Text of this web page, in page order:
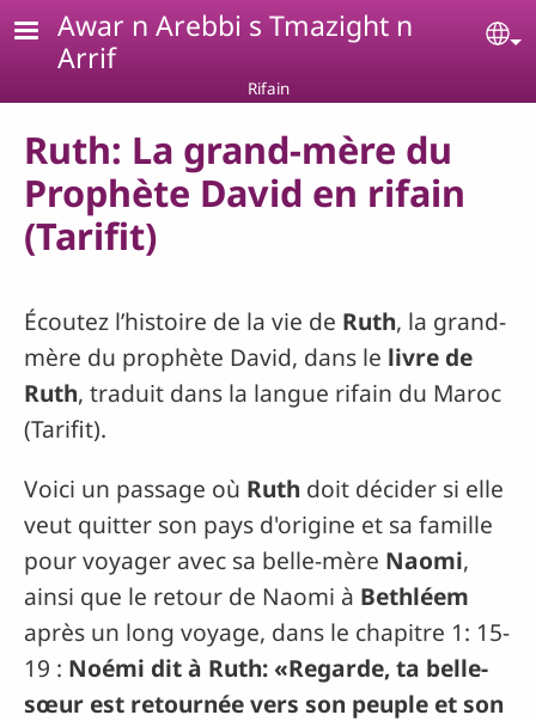
Aller au contenu principal
Awar n Arebbi s Tmazight n
Arrif
Rifain
Ruth: La grand-mère du
Prophète David en rifain
(Tarifit)
Écoutez l’histoire de la vie de Ruth, la grand-
mère du prophète David, dans le livre de
Ruth, traduit dans la langue rifain du Maroc
(Tarifit).
Voici un passage où Ruth doit décider si elle
veut quitter son pays d'origine et sa famille
pour voyager avec sa belle-mère Naomi,
ainsi que le retour de Naomi à Bethléem
après un long voyage, dans le chapitre 1: 15-
19 : Noémi dit à Ruth: «Regarde, ta belle-
sœur est retournée vers son peuple et son